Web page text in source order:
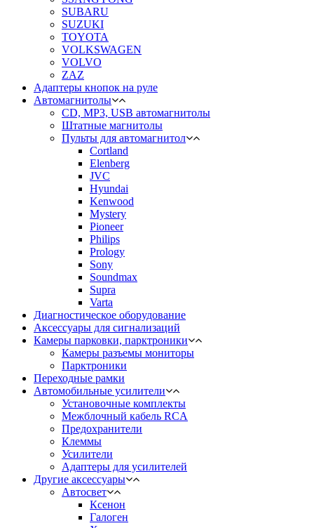
SUBARU
SUZUKI
TOYOTA
VOLKSWAGEN
VOLVO
ZAZ
Адаптеры кнопок на руле
Автомагнитолы
CD, MP3, USB автомагнитолы
Штатные магнитолы
Пульты для автомагнитол
Cortland
Elenberg
JVC
Hyundai
Kenwood
Mystery
Pioneer
Philips
Prology
Sony
Soundmax
Supra
Varta
Диагностическое оборудование
Аксессуары для сигнализаций
Камеры парковки, парктроники
Камеры разъемы мониторы
Парктроники
Переходные рамки
Автомобильные усилители
Установочные комплекты
Межблочный кабель RCA
Предохранители
Клеммы
Усилители
Адаптеры для усилителей
Другие аксессуары
Автосвет
Ксенон
Галоген